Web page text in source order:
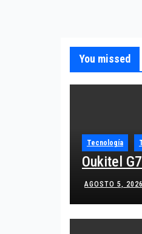
You missed
Tecnología
Oukitel
AGOSTO 5, 2026